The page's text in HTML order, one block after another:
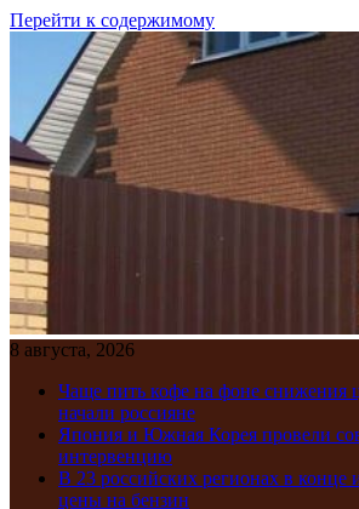
Перейти к содержимому
8 августа, 2026
Чаще пить кофе на фоне снижения
начали россияне
Япония и Южная Корея провели
интервенцию
В 23 российских регионах в конце
цены на бензин